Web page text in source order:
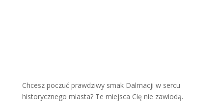
Chcesz poczuć prawdziwy smak Dalmacji w sercu
historycznego miasta? Te miejsca Cię nie zawiodą.